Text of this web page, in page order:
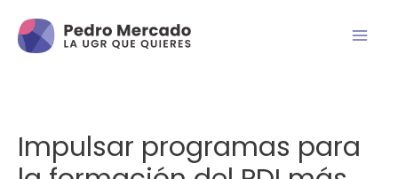
Impulsar programas para